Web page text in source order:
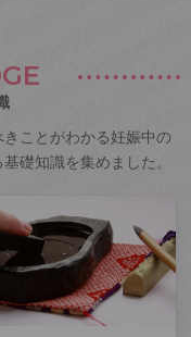
ことがわかる妊娠中の
礎知識を集めました。